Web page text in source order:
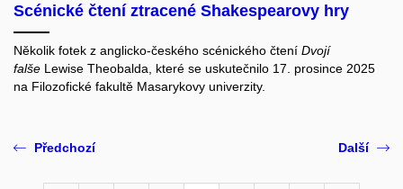
Scénické čtení ztracené Shakespearovy hry
Několik fotek z anglicko-českého scénického čtení Dvojí
falše Lewise Theobalda, které se uskutečnilo 17. prosince 2025
na Filozofické fakultě Masarykovy univerzity.
Předchozí Další